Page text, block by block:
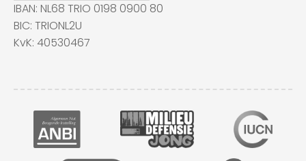
IBAN: NL68 TRIO 0198 0900 80
BIC: TRIONL2U
KvK: 40530467